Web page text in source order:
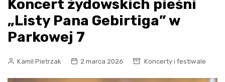
Koncert żydowskich pieśni
„Listy Pana Gebirtiga” w
Parkowej 7
Kamil Pietrzak 2 marca 2026 Koncerty i festiwale